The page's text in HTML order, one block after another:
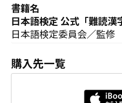
書籍名
日本語検定 公式「難読漢
日本語検定委員会／監
購入先一覧